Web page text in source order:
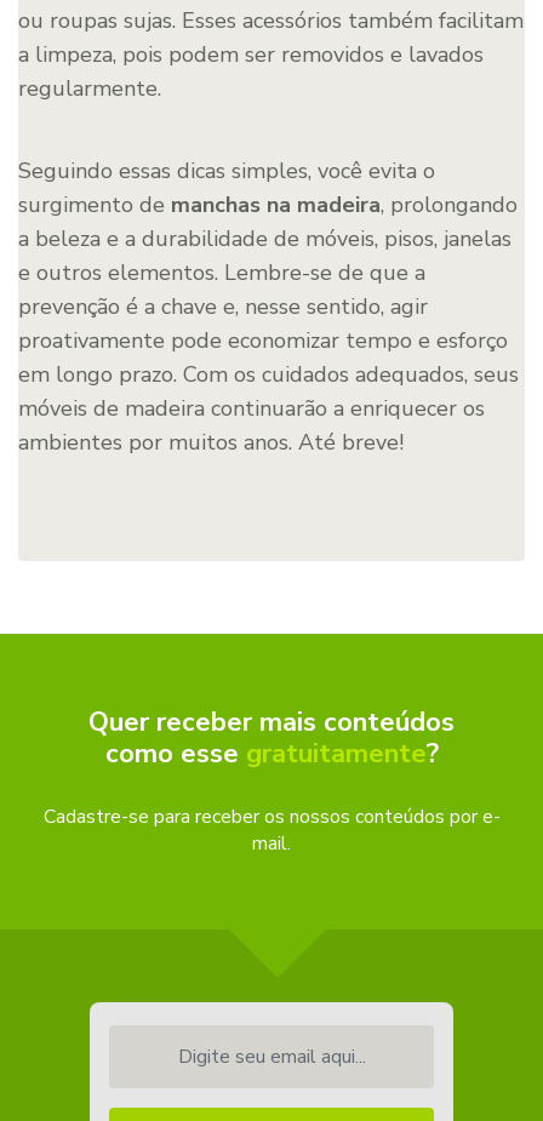
ou roupas sujas. Esses acessórios também facilitam
a limpeza, pois podem ser removidos e lavados
regularmente.
Seguindo essas dicas simples, você evita o
surgimento de manchas na madeira, prolongando
a beleza e a durabilidade de móveis, pisos, janelas
e outros elementos. Lembre-se de que a
prevenção é a chave e, nesse sentido, agir
proativamente pode economizar tempo e esforço
em longo prazo. Com os cuidados adequados, seus
móveis de madeira continuarão a enriquecer os
ambientes por muitos anos. Até breve!
Quer receber mais conteúdos
como esse gratuitamente?
Cadastre-se para receber os nossos conteúdos por e-
mail.